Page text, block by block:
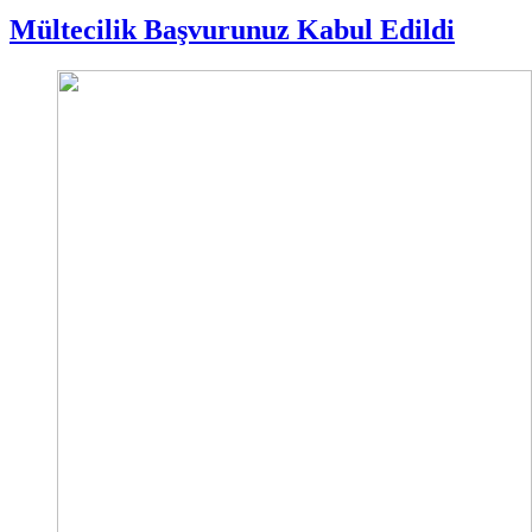
Mültecilik Başvurunuz Kabul Edildi